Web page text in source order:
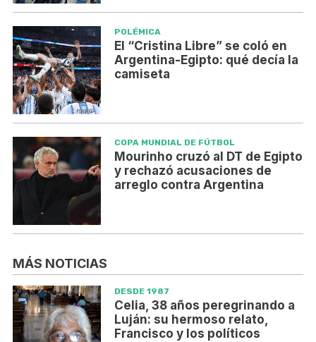
POLÉMICA
El “Cristina Libre” se coló en
Argentina-Egipto: qué decía la
camiseta
COPA MUNDIAL DE FÚTBOL
Mourinho cruzó al DT de Egipto
y rechazó acusaciones de
arreglo contra Argentina
MÁS NOTICIAS
DESDE 1987
Celia, 38 años peregrinando a
Luján: su hermoso relato,
Francisco y los políticos